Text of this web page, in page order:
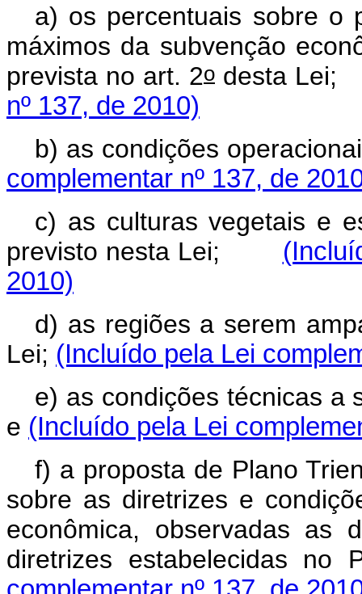
a) os percentuais sobre o
máximos da subvenção
prevista no art. 2o desta
nº 137, de 2010)
b) as condições
complementar nº 137, de
c) as culturas vegetais e
previsto nesta Lei;
2010)
d) as regiões a serem
Lei; (Incluído pela Lei
e) as condições técnicas a
e (Incluído pela Lei
f) a proposta de Plano
sobre as diretrizes e
econômica, observadas as
diretrizes estabelecidas no